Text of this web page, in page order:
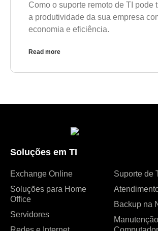
Como o suporte remoto de TI pode
a produtividade da sua empresa
economia e eficiência.
Read more
Soluções em TI
Exchange Online
Soluções para Home
Office
Servidores
Suporte de
Backup na